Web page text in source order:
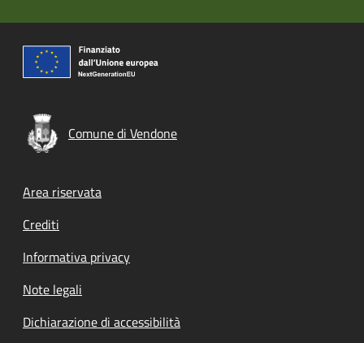
Comune di Vendone
Footer menu
Area riservata
Crediti
Informativa privacy
Note legali
Dichiarazione di accessibilità